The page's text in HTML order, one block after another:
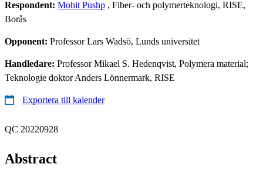
Respondent: Mohit Pushp , Fiber- och polymerteknologi, RISE,
Borås
Opponent: Professor Lars Wadsö, Lunds universitet
Handledare: Professor Mikael S. Hedenqvist, Polymera material;
Teknologie doktor Anders Lönnermark, RISE
Exportera till kalender
QC 20220928
Abstract